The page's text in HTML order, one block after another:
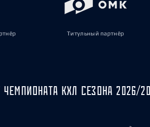
Титульный партнёр
КХЛ СЕЗОНА 2026/